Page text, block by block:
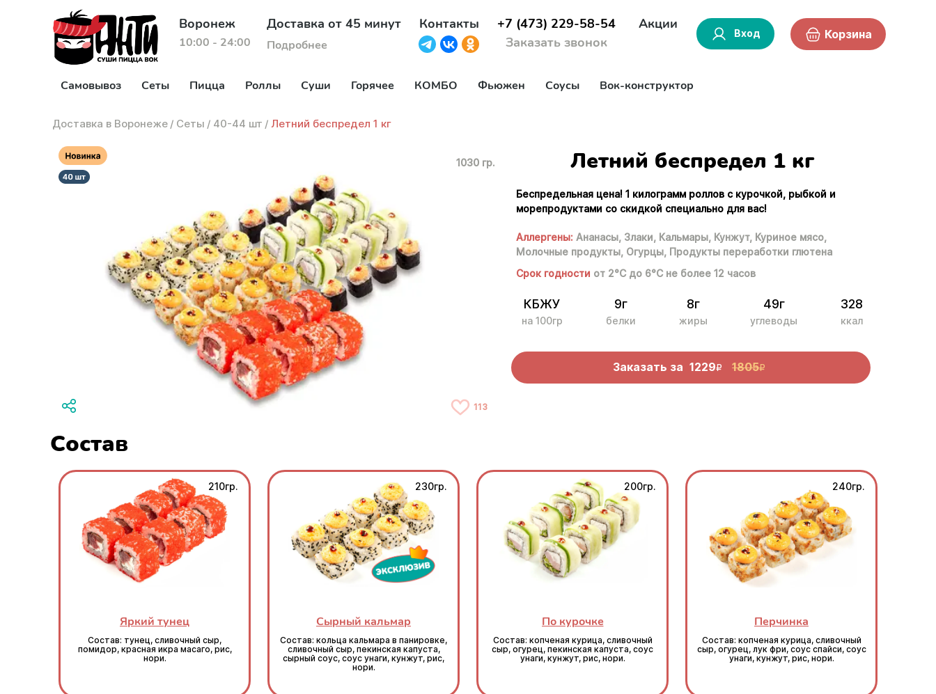
Воронеж
10:00 - 24:00
Доставка от 45 минут
Подробнее
Контакты
+7 (473) 229-58-54
Заказать звонок
Акции
Вход Корзина
Самовывоз Сеты Пицца Роллы Суши Горячее КОМБО Фьюжен Соусы Вок-конструктор
Доставка в Воронеже / Сеты / 40-44 шт / Летний беспредел 1 кг
1030 гр.
113
Летний беспредел 1 кг
Беспредельная цена! 1 килограмм роллов с курочкой, рыбкой и
морепродуктами со скидкой специально для вас!
Аллергены: Ананасы, Злаки, Кальмары, Кунжут, Куриное мясо,
Молочные продукты, Огурцы, Продукты переработки глютена
Срок годности от 2°С до 6°С не более 12 часов
КБЖУ
на 100гр
9г
белки
8г
жиры
49г
углеводы
328
ккал
Заказать за 1229R 1805R
Состав
210гр.
Яркий тунец
Состав: тунец, сливочный сыр,
помидор, красная икра масаго, рис,
нори.
230гр.
Сырный кальмар
Состав: кольца кальмара в панировке,
сливочный сыр, пекинская капуста,
сырный соус, соус унаги, кунжут, рис,
нори.
200гр.
По курочке
Состав: копченая курица, сливочный
сыр, огурец, пекинская капуста, соус
унаги, кунжут, рис, нори.
240гр.
Перчинка
Состав: копченая курица, сливочный
сыр, огурец, лук фри, соус спайси, соус
унаги, кунжут, рис, нори.